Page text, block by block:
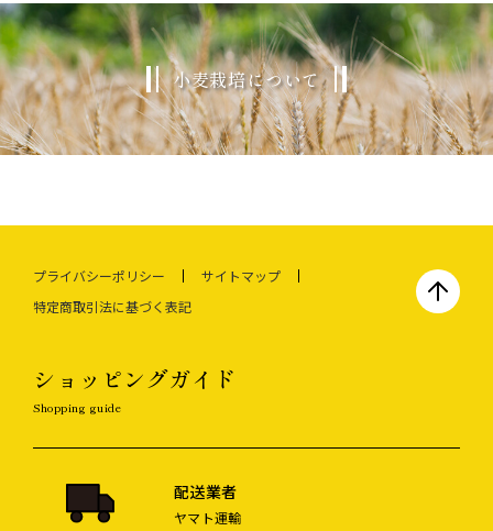
小麦栽培について
プライバシーポリシー
サイトマップ
特定商取引法に基づく表記
ショッピングガイド
Shopping guide
配送業者
ヤマト運輸